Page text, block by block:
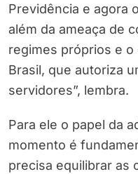
Previdência e agora
além da ameaça de
regimes próprios e o
Brasil, que autoriza
servidores”, lembra.
Para ele o papel da
momento é
precisa equilibrar as